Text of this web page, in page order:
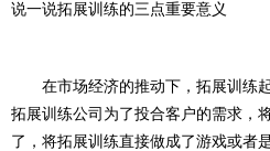
说一说拓展训练的三点重要意义
在市场经济的推动下，拓展训练起
拓展训练公司为了投合客户的需求，
了，将拓展训练直接做成了游戏或者